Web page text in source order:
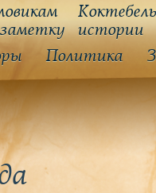
истории
Политика